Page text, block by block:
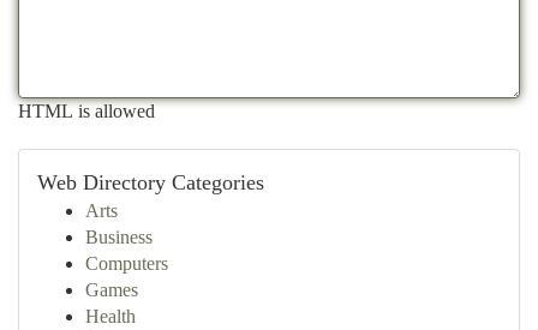
HTML is allowed
Web Directory Categories
Arts
Business
Computers
Games
Health